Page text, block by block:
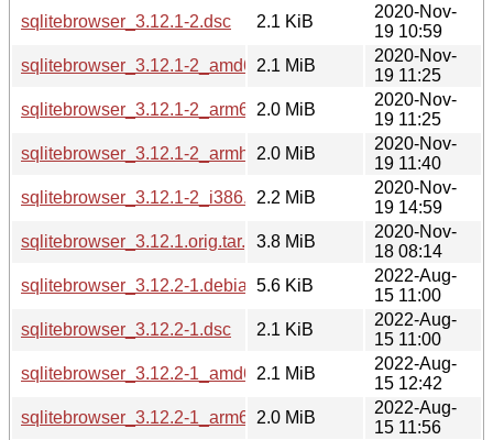
sqlitebrowser_3.12.1-2.dsc
2.1 KiB
2020-Nov-
19 10:59
sqlitebrowser_3.12.1-2_amd64.deb
2.1 MiB
2020-Nov-
19 11:25
sqlitebrowser_3.12.1-2_arm64.deb
2.0 MiB
2020-Nov-
19 11:25
sqlitebrowser_3.12.1-2_armhf.deb2.0 MiB
2020-Nov-
19 11:40
sqlitebrowser_3.12.1-2_i386.deb2.2 MiB
2020-Nov-
19 14:59
sqlitebrowser_3.12.1.orig.tar.gz3.8 MiB
2020-Nov-
18 08:14
sqlitebrowser_3.12.2-1.debian.tar.xz
5.6 KiB
2022-Aug-
15 11:00
sqlitebrowser_3.12.2-1.dsc
2.1 KiB
2022-Aug-
15 11:00
sqlitebrowser_3.12.2-1_amd64.deb
2.1 MiB
2022-Aug-
15 12:42
sqlitebrowser_3.12.2-1_arm64.deb
2.0 MiB
2022-Aug-
15 11:56